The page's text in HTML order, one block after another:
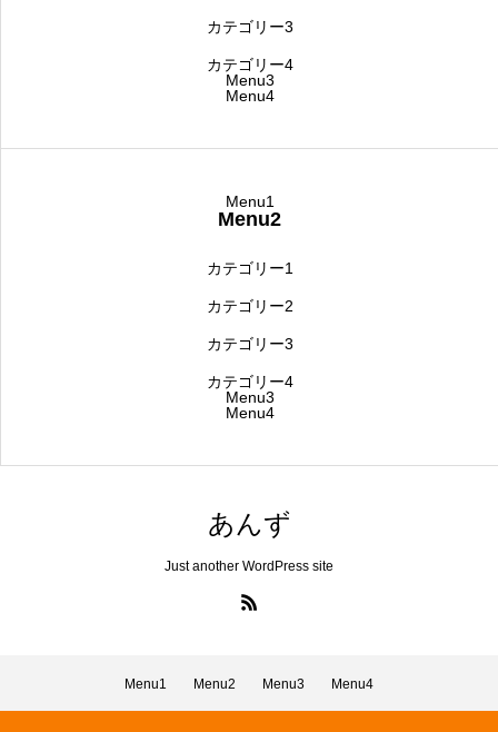
カテゴリー3
カテゴリー4
Menu3
Menu4
Menu1
Menu2
カテゴリー1
カテゴリー2
カテゴリー3
カテゴリー4
Menu3
Menu4
あんず
Just another WordPress site
Menu1 Menu2 Menu3 Menu4